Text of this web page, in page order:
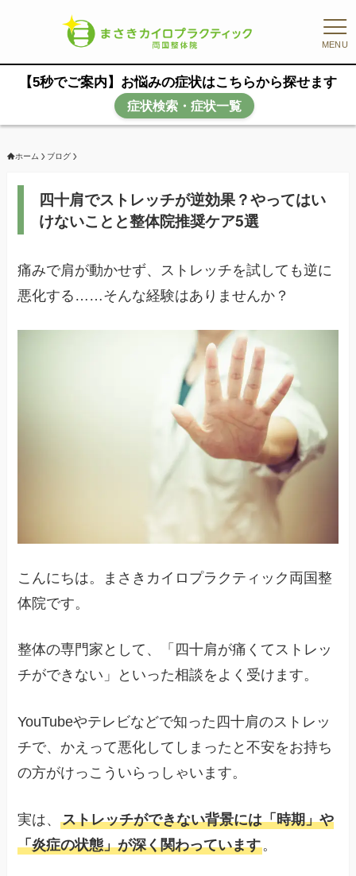
MENU
【5秒でご案内】お悩みの症状はこちらから探せます
症状検索・症状一覧
ホーム ブログ
四十肩でストレッチが逆効果？やってはい
けないことと整体院推奨ケア5選
痛みで肩が動かせず、ストレッチを試しても逆に
悪化する……そんな経験はありませんか？
こんにちは。まさきカイロプラクティック両国整
体院です。
整体の専門家として、「四十肩が痛くてストレッ
チができない」といった相談をよく受けます。
YouTubeやテレビなどで知った四十肩のストレッ
チで、かえって悪化してしまったと不安をお持ち
の方がけっこういらっしゃいます。
実は、ストレッチができない背景には「時期」や
「炎症の状態」が深く関わっています。